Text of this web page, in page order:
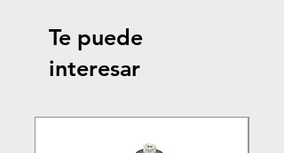
Te puede
interesar